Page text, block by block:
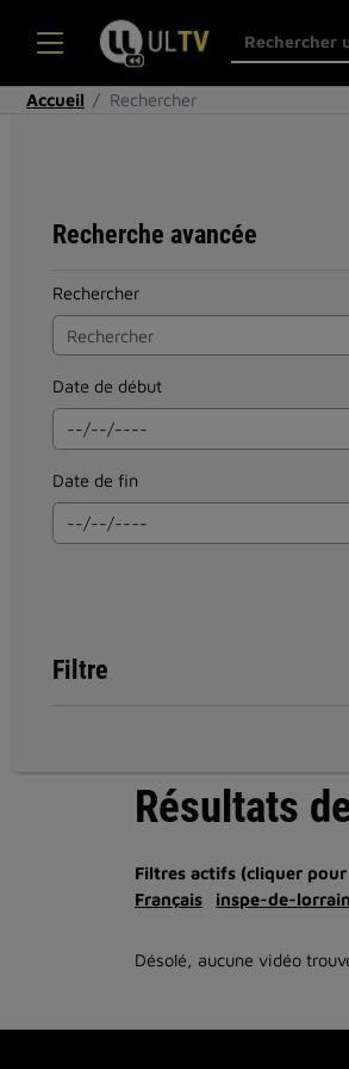
Accueil Rechercher
Recherche avancée
Rechercher
Date de début
Date de fin
Filtre
Résultats
Filtres actifs (cliquer
Français
inspe-de-
Désolé, aucune vidéo